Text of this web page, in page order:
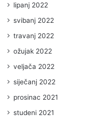
lipanj 2022
svibanj 2022
travanj 2022
ožujak 2022
veljača 2022
siječanj 2022
prosinac 2021
studeni 2021